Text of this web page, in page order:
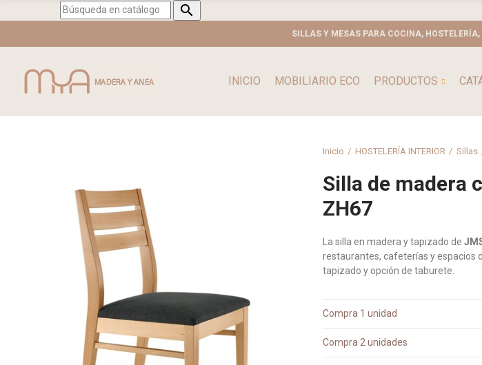

SILLAS Y MESAS PARA COCINA,
INICIO MOBILIARIO ECO PRODUCTOS
Inicio HOSTELERÍA INTERIOR Sillas
Silla de madera
ZH67
La silla en madera y tapizado de
restaurantes, cafeterías y espacios
tapizado y opción de taburete.
Compra 1 unidad
Compra 2 unidades